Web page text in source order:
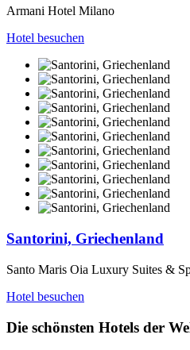
Armani Hotel Milano
Hotel besuchen
Santorini, Griechenland
Santo Maris Oia Luxury Suites &
Hotel besuchen
Die schönsten Hotels der